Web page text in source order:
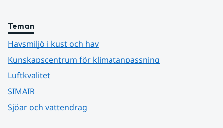
Teman
Havsmiljö i kust och hav
Kunskapscentrum för klimatanpassning
Luftkvalitet
SIMAIR
Sjöar och vattendrag